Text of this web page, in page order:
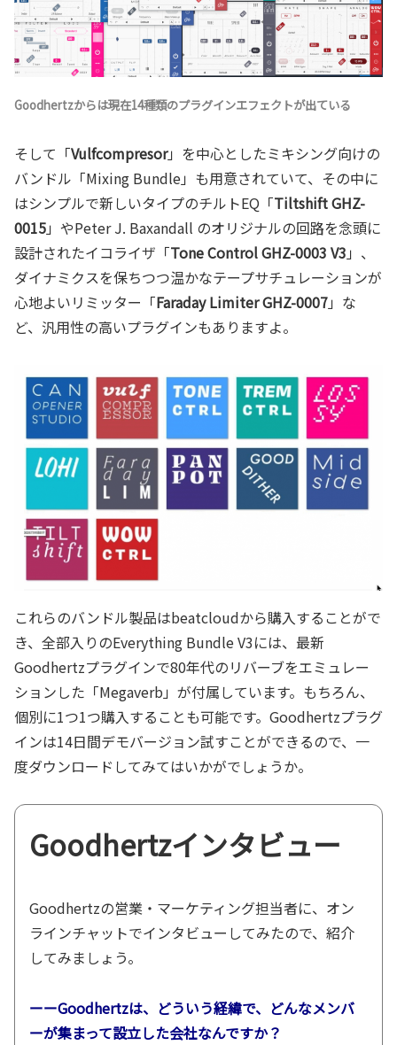
Goodhertzからは現在14種類のプラグインエフェクトが出ている
そして「Vulfcompresor」を中心としたミキシング向けの
バンドル「Mixing Bundle」も用意されていて、その中に
はシンプルで新しいタイプのチルトEQ「Tiltshift GHZ-
0015」やPeter J. Baxandall のオリジナルの回路を念頭に
設計されたイコライザ「Tone Control GHZ-0003 V3 」、
ダイナミクスを保ちつつ温かなテープサチュレーションが
心地よいリミッター「Faraday Limiter GHZ-0007」な
ど、汎用性の高いプラグインもありますよ。
これらのバンドル製品はbeatcloudから購入することがで
き、全部入りのEverything Bundle V3には、最新
Goodhertzプラグインで80年代のリバーブをエミュレー
ションした「Megaverb」が付属しています。もちろん、
個別に1つ1つ購入することも可能です。Goodhertzプラグ
インは14日間デモバージョン試すことができるので、一
度ダウンロードしてみてはいかがでしょうか。
Goodhertzインタビュー
Goodhertzの営業・マーケティング担当者に、オン
ラインチャットでインタビューしてみたので、紹介
してみましょう。
ーーGoodhertzは、どういう経緯で、どんなメンバ
ーが集まって設立した会社なんですか？